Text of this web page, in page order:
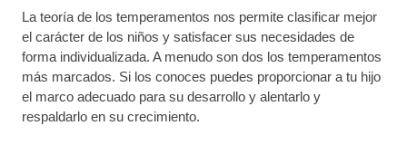
La teoría de los temperamentos nos permite clasificar mejor
el carácter de los niños y satisfacer sus necesidades de
forma individualizada. A menudo son dos los temperamentos
más marcados. Si los conoces puedes proporcionar a tu hijo
el marco adecuado para su desarrollo y alentarlo y
respaldarlo en su crecimiento.